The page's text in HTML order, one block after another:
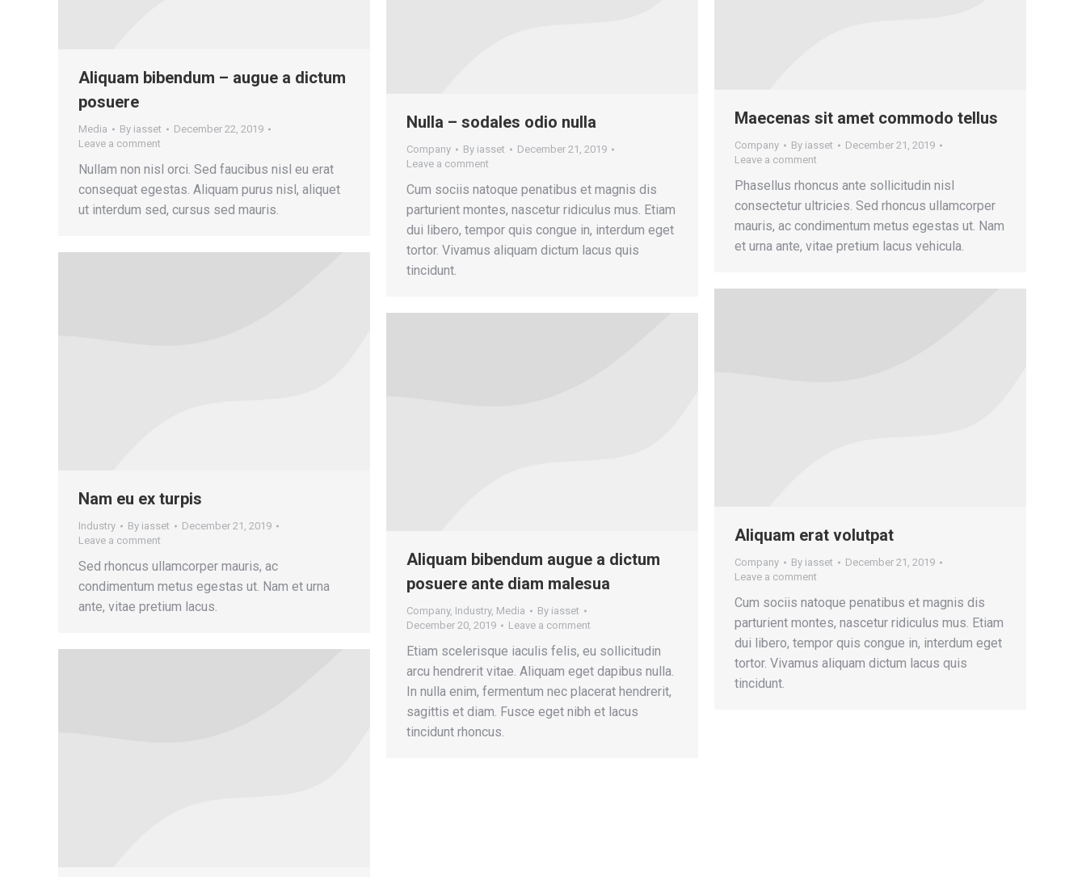
Aliquam bibendum – augue a dictum
posuere
Media By iasset
December 22, 2019
Leave a comment
Nullam non nisl orci. Sed faucibus nisl eu erat
consequat egestas. Aliquam purus nisl, aliquet
ut interdum sed, cursus sed mauris.
Maecenas sit amet commodo tellus
Company By iasset
December 21, 2019
Leave a comment
Phasellus rhoncus ante sollicitudin nisl
consectetur ultricies. Sed rhoncus ullamcorper
mauris, ac condimentum metus egestas ut. Nam
et urna ante, vitae pretium lacus vehicula.
Nulla – sodales odio nulla
Company By iasset
December 21, 2019
Leave a comment
Cum sociis natoque penatibus et magnis dis
parturient montes, nascetur ridiculus mus. Etiam
dui libero, tempor quis congue in, interdum eget
tortor. Vivamus aliquam dictum lacus quis
tincidunt.
Nam eu ex turpis
Industry By iasset
December 21, 2019
Leave a comment
Sed rhoncus ullamcorper mauris, ac
condimentum metus egestas ut. Nam et urna
ante, vitae pretium lacus.
Aliquam erat volutpat
Company By iasset
December 21, 2019
Leave a comment
Cum sociis natoque penatibus et magnis dis
parturient montes, nascetur ridiculus mus. Etiam
dui libero, tempor quis congue in, interdum eget
tortor. Vivamus aliquam dictum lacus quis
tincidunt.
Aliquam bibendum augue a dictum
posuere ante diam malesua
Company, Industry, Media By iasset
December 20, 2019
Leave a comment
Etiam scelerisque iaculis felis, eu sollicitudin
arcu hendrerit vitae. Aliquam eget dapibus nulla.
In nulla enim, fermentum nec placerat hendrerit,
sagittis et diam. Fusce eget nibh et lacus
tincidunt rhoncus.